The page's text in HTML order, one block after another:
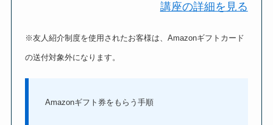
講座の詳細を見る
※友人紹介制度を使用されたお客様は、Amazonギフトカード
の送付対象外になります。
Amazonギフト券をもらう手順